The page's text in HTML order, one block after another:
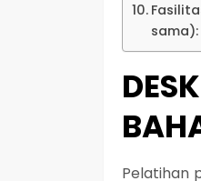
sama):
Pelatihan